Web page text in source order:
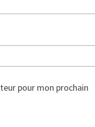
pour mon prochain